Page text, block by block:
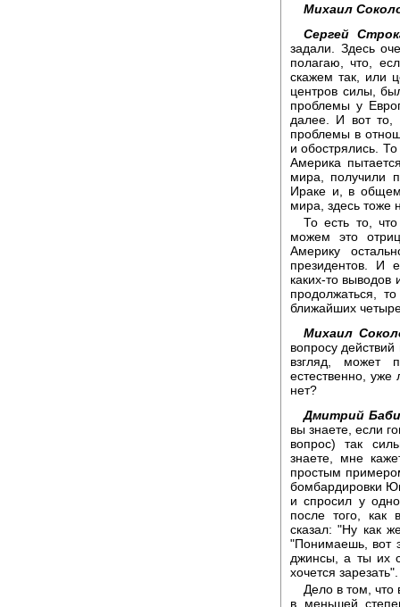
Михаил
Сергей
задали. Здесь
полагаю, что,
скажем так, или
центров силы,
проблемы у
далее. И вот то,
проблемы в
и обострялись.
Америка
мира, получили
Ираке и, в
мира, здесь тоже
То есть то,
можем это
Америку
президентов. И
каких-то выводов
продолжаться,
ближайших
Михаил
вопросу
взгляд, может
естественно, уже
нет?
Дмитрий
вы знаете, если
вопрос) так
знаете, мне
простым
бомбардировки
и спросил у
после того, как
сказал: "Ну как
"Понимаешь, вот
джинсы, а ты их
хочется зарезать".
Дело в том, что
в меньшей